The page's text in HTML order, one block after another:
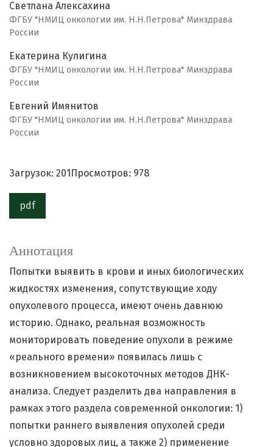
Светлана Алексахина
ФГБУ "НМИЦ онкологии им. Н.Н.Петрова" Минздрава
России
Екатерина Кулигина
ФГБУ "НМИЦ онкологии им. Н.Н.Петрова" Минздрава
России
Евгений Имянитов
ФГБУ "НМИЦ онкологии им. Н.Н.Петрова" Минздрава
России
Загрузок: 201 Просмотров: 978
pdf
Аннотация
Попытки выявить в крови и иных биологических
жидкостях изменения, сопутствующие ходу
опухолевого процесса, имеют очень давнюю
историю. Однако, реальная возможность
мониторировать поведение опухоли в режиме
«реального времени» появилась лишь с
возникновением высокоточных методов ДНК-
анализа. Следует разделить два направления в
рамках этого раздела современной онкологии: 1)
попытки раннего выявления опухолей среди
условно здоровых лиц, а также 2) применение